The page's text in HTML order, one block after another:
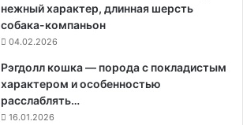
нежный характер, длинная шерсть
собака-компаньон
04.02.2026
Рэгдолл кошка — порода с покладистым
характером и особенностью
расслаблять…
16.01.2026